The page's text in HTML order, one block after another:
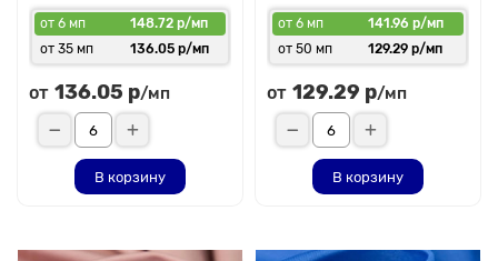
от 6 мп
148.72 р/мп
от 35 мп
136.05 р/мп
от 136.05 р/мп
В корзину
от 6 мп
141.96 р/мп
от 50 мп
129.29 р/мп
от 129.29 р/мп
В корзину